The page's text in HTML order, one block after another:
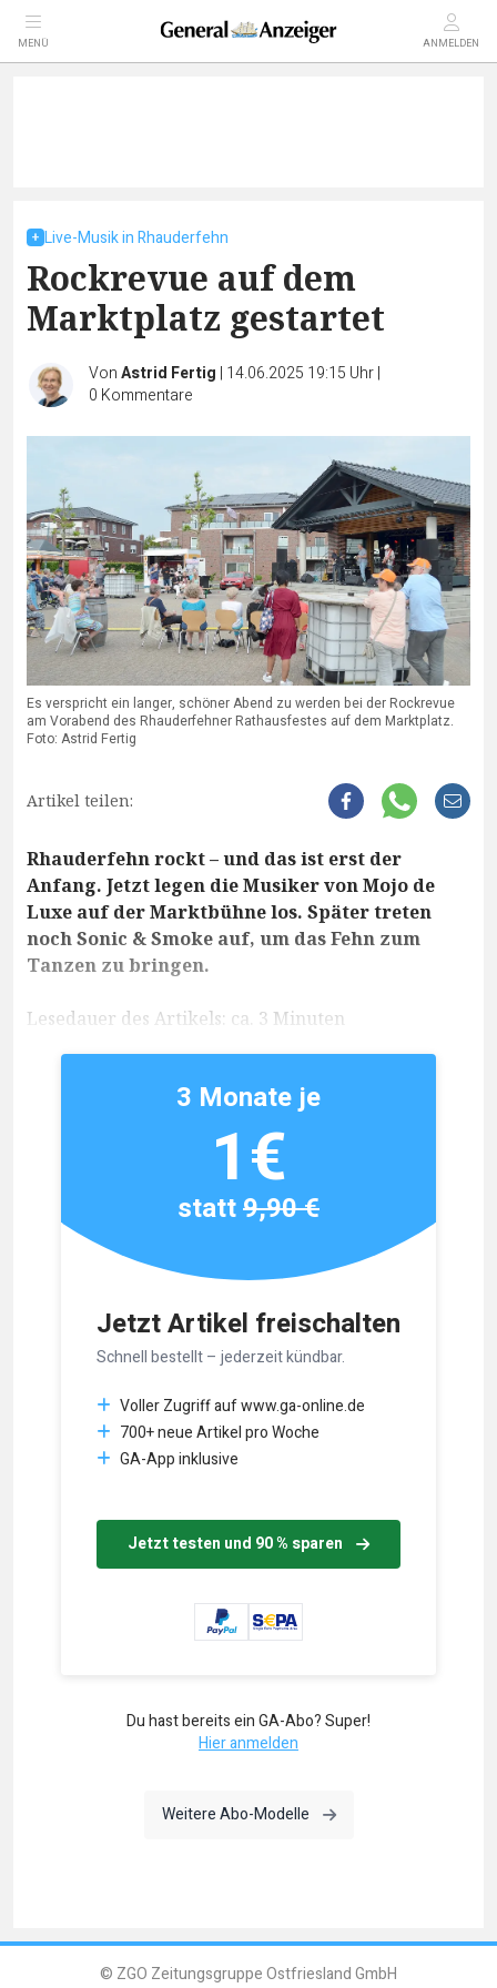
MENÜ ANMELDEN
Live-Musik in Rhauderfehn
Rockrevue auf dem
Marktplatz gestartet
VonAstrid Fertig | 14.06.2025 19:15 Uhr|
0 Kommentare
Es verspricht ein langer, schöner Abend zu werden bei der Rockrevue
am Vorabend des Rhauderfehner Rathausfestes auf dem Marktplatz.
Foto: Astrid Fertig
Artikel teilen:
Rhauderfehn rockt – und das ist erst der
Anfang. Jetzt legen die Musiker von Mojo de
Luxe auf der Marktbühne los. Später treten
noch Sonic & Smoke auf, um das Fehn zum
Tanzen zu bringen.
Lesedauer des Artikels: ca. 3 Minuten
Jetzt Artikel freischalten
Schnell bestellt – jederzeit kündbar.
Voller Zugriff auf www.ga-online.de
700+ neue Artikel pro Woche
GA-App inklusive
Jetzt testen und 90 % sparen
3 Monate je
1€
statt9,90 €
Du hast bereits ein GA-Abo? Super!
Hier anmelden
Weitere Abo-Modelle
© ZGO Zeitungsgruppe Ostfriesland GmbH